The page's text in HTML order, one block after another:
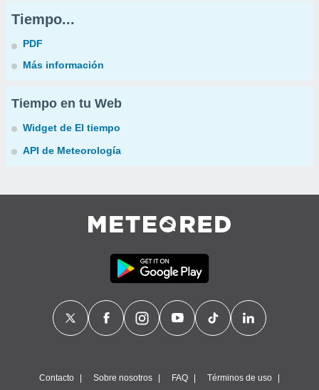
Tiempo...
PDF
Más información
Tiempo en tu Web
Widget de El tiempo
API de Meteorología
Contacto Sobre nosotros FAQ Términos de uso